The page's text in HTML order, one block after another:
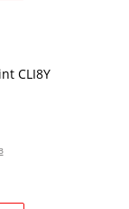
CLI8Y